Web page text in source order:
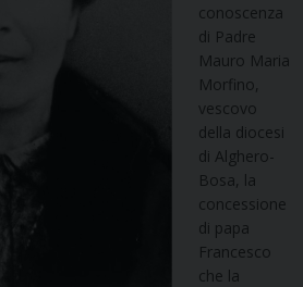
conoscenza
di Padre
Mauro Maria
Morfino,
vescovo
della diocesi
di Alghero-
Bosa, la
concessione
di papa
Francesco
che la